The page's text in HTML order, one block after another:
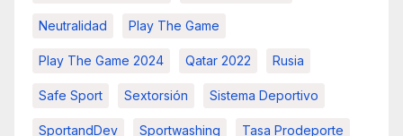
Neutralidad Play The Game
Play The Game 2024 Qatar 2022 Rusia
Safe Sport Sextorsión Sistema Deportivo
SportandDev Sportwashing Tasa Prodeporte